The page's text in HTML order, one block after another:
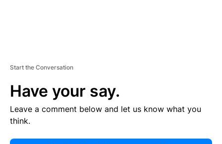
Start the Conversation
Have your say.
Leave a comment below and let us know what you
think.